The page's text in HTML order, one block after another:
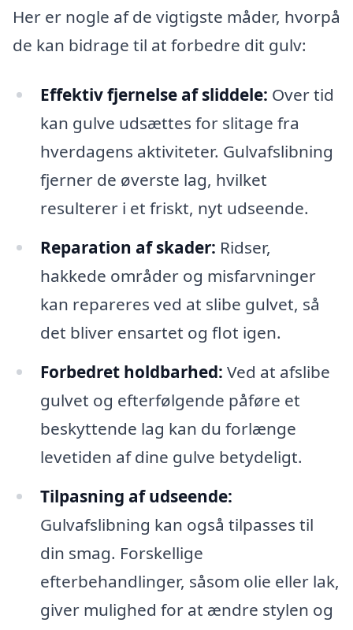
Her er nogle af de vigtigste måder, hvorpå
de kan bidrage til at forbedre dit gulv:
Effektiv fjernelse af sliddele: Over tid
kan gulve udsættes for slitage fra
hverdagens aktiviteter. Gulvafslibning
fjerner de øverste lag, hvilket
resulterer i et friskt, nyt udseende.
Reparation af skader: Ridser,
hakkede områder og misfarvninger
kan repareres ved at slibe gulvet, så
det bliver ensartet og flot igen.
Forbedret holdbarhed: Ved at afslibe
gulvet og efterfølgende påføre et
beskyttende lag kan du forlænge
levetiden af dine gulve betydeligt.
Tilpasning af udseende:
Gulvafslibning kan også tilpasses til
din smag. Forskellige
efterbehandlinger, såsom olie eller lak,
giver mulighed for at ændre stylen og